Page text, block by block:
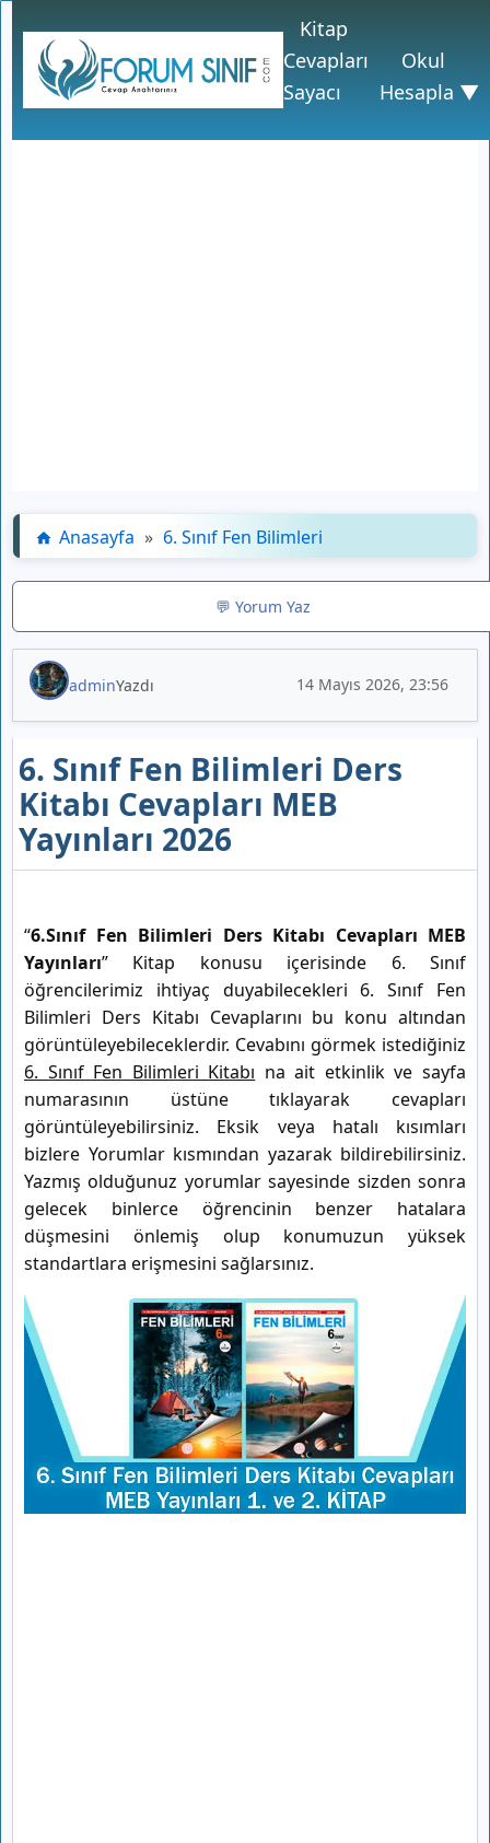
Kitap
Cevapları
Okul
Sayacı
Hesapla ▼
Anasayfa » 6. Sınıf Fen Bilimleri
💬 Yorum Yaz
adminYazdı 14 Mayıs 2026, 23:56
6. Sınıf Fen Bilimleri Ders
Kitabı Cevapları MEB
Yayınları 2026
“6.Sınıf Fen Bilimleri Ders Kitabı Cevapları MEB
Yayınları” Kitap konusu içerisinde 6. Sınıf
öğrencilerimiz ihtiyaç duyabilecekleri 6. Sınıf Fen
Bilimleri Ders Kitabı Cevaplarını bu konu altından
görüntüleyebileceklerdir. Cevabını görmek istediğiniz
6. Sınıf Fen Bilimleri Kitabı na ait etkinlik ve sayfa
numarasının üstüne tıklayarak cevapları
görüntüleyebilirsiniz. Eksik veya hatalı kısımları
bizlere Yorumlar kısmından yazarak bildirebilirsiniz.
Yazmış olduğunuz yorumlar sayesinde sizden sonra
gelecek binlerce öğrencinin benzer hatalara
düşmesini önlemiş olup konumuzun yüksek
standartlara erişmesini sağlarsınız.